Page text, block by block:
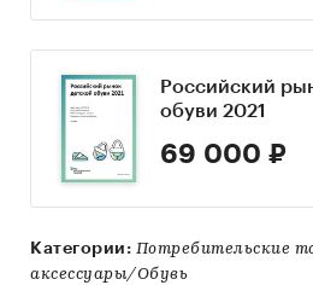
Российский
обуви 2021
69 000 ₽
Категории: Потребительские
аксессуары/Обувь